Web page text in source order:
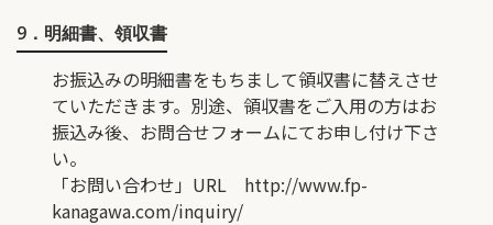
9．明細書、領収書
お振込みの明細書をもちまして領収書に替えさせ
ていただきます。別途、領収書をご入用の方はお
振込み後、お問合せフォームにてお申し付け下さ
い。
「お問い合わせ」URL http://www.fp-
kanagawa.com/inquiry/